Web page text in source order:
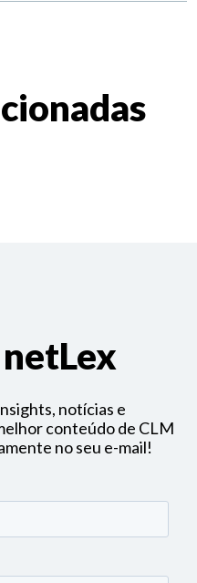
notícias e
conteúdo de CLM
no seu e-mail!